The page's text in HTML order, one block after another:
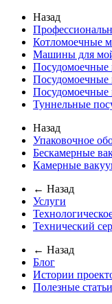
Назад
Котломоечные
Машины для
Туннельные
Назад
Упаковочное
Бескамерные
Камерные
← Назад
Услуги
Технический
← Назад
Блог
Истории
Полезные статьи